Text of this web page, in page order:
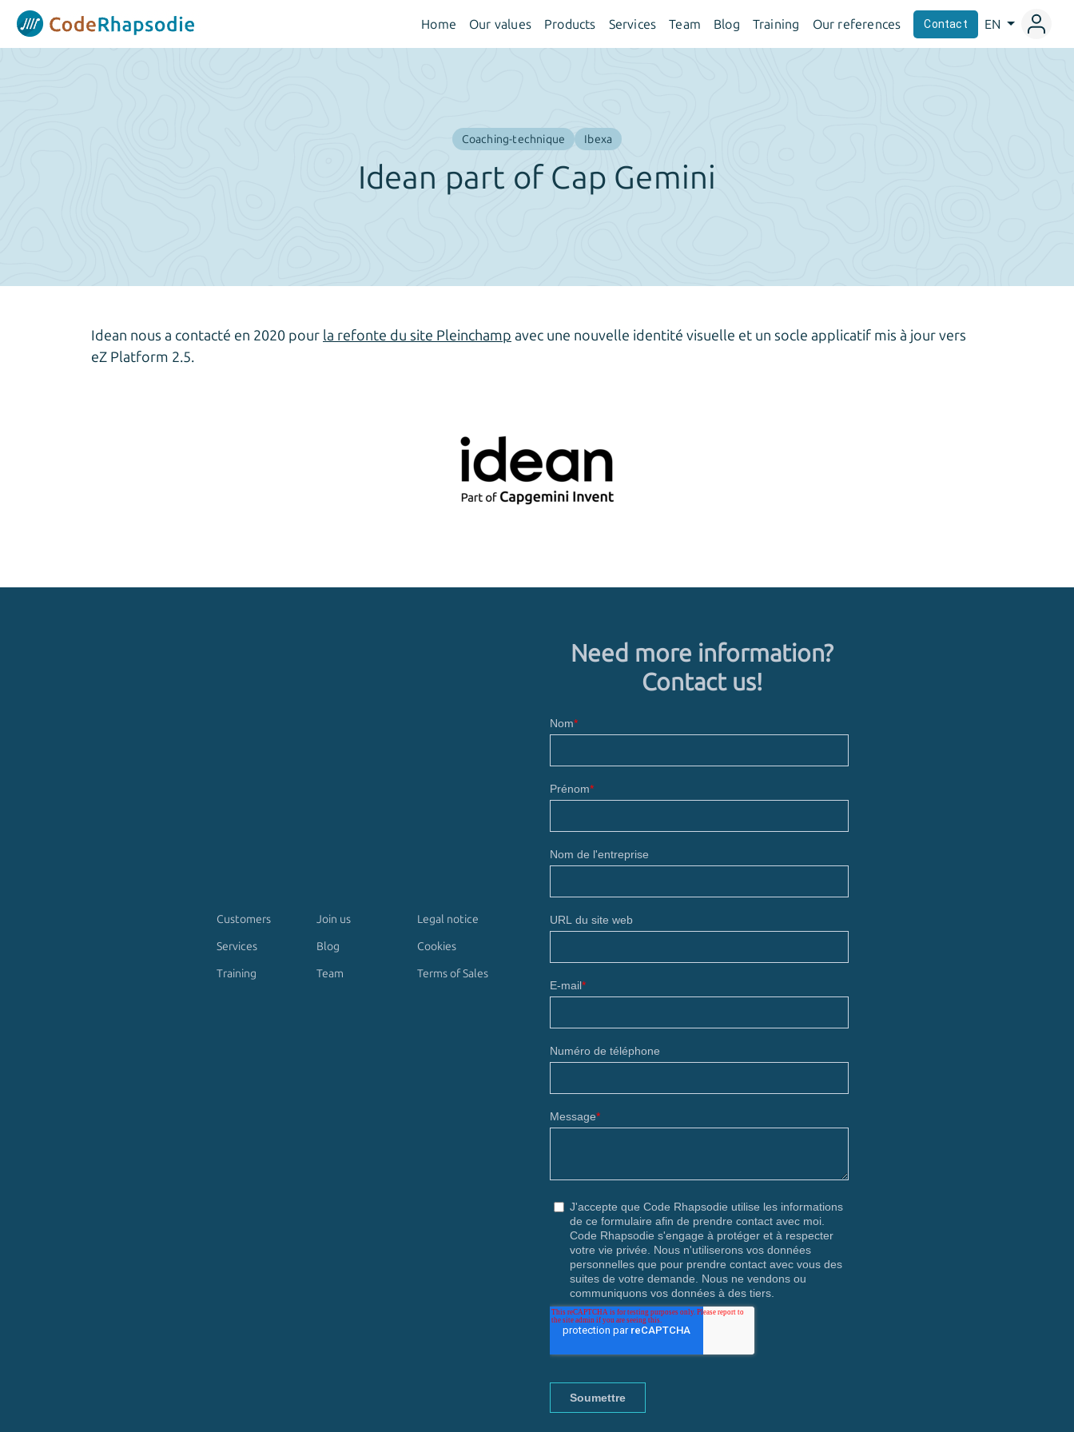
Home Our values Products Services Team Blog Training Our references Contact EN
Coaching-technique Ibexa
Idean part of Cap Gemini
Idean nous a contacté en 2020 pour la refonte du site Pleinchamp avec une nouvelle identité visuelle et un socle applicatif mis à jour vers
eZ Platform 2.5.
Customers
Services
Training
Join us
Blog
Team
Legal notice
Cookies
Terms of Sales
Need more information?
Contact us!
Panneau de gestion des cookies